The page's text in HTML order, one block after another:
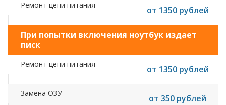
Ремонт цепи питания от 1350 рублей
При попытки включения ноутбук издает
писк
Ремонт цепи питания от 1350 рублей
Замена ОЗУ от 350 рублей